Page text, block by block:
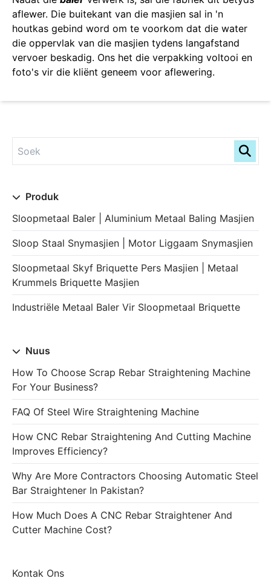
Produk
Sloopmetaal Baler | Aluminium Metaal Baling Masjien
Sloop Staal Snymasjien | Motor Liggaam Snymasjien
Sloopmetaal Skyf Briquette Pers Masjien | Metaal
Krummels Briquette Masjien
Industriële Metaal Baler Vir Sloopmetaal Briquette
Nuus
How To Choose Scrap Rebar Straightening Machine
For Your Business?
FAQ Of Steel Wire Straightening Machine
How CNC Rebar Straightening And Cutting Machine
Improves Efficiency?
Why Are More Contractors Choosing Automatic Steel
Bar Straightener In Pakistan?
How Much Does A CNC Rebar Straightener And
Cutter Machine Cost?
Kontak Ons
aflewer. Die buitekant van die masjien sal in 'n
houtkas gebind word om te voorkom dat die water
die oppervlak van die masjien tydens langafstand
vervoer beskadig. Ons het die verpakking voltooi en
foto's vir die kliënt geneem voor aflewering.